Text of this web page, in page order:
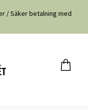
/ Säker betalning med